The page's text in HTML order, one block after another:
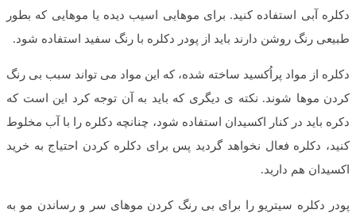
دکلره آبی استفاده کنید. برای موهایی اسیب دیده یا موهایی که بطور
طبیعی رنگ روشن دارند باید از پودر دکلره با رنگ سفید استفاده شود.
دکلره از مواد پراُکسید ساخته شده، که این مواد می تواند سبب بی رنگ
کردن موها شوند. نکته ی دیگری که باید به آن توجه کرد این است که
دکره باید در کنار اکسیدان استفاده شود، چنانچه دکلره را با آب مخلوط
کنید، دکلره فعال نخواهد گردید پس برای دکلره کردن احتیاج به خرید
اکسیدان هم دارید.
پودر دکلره سیتریو را برای بی رنگ کردن موهای سر و رساندن مو به